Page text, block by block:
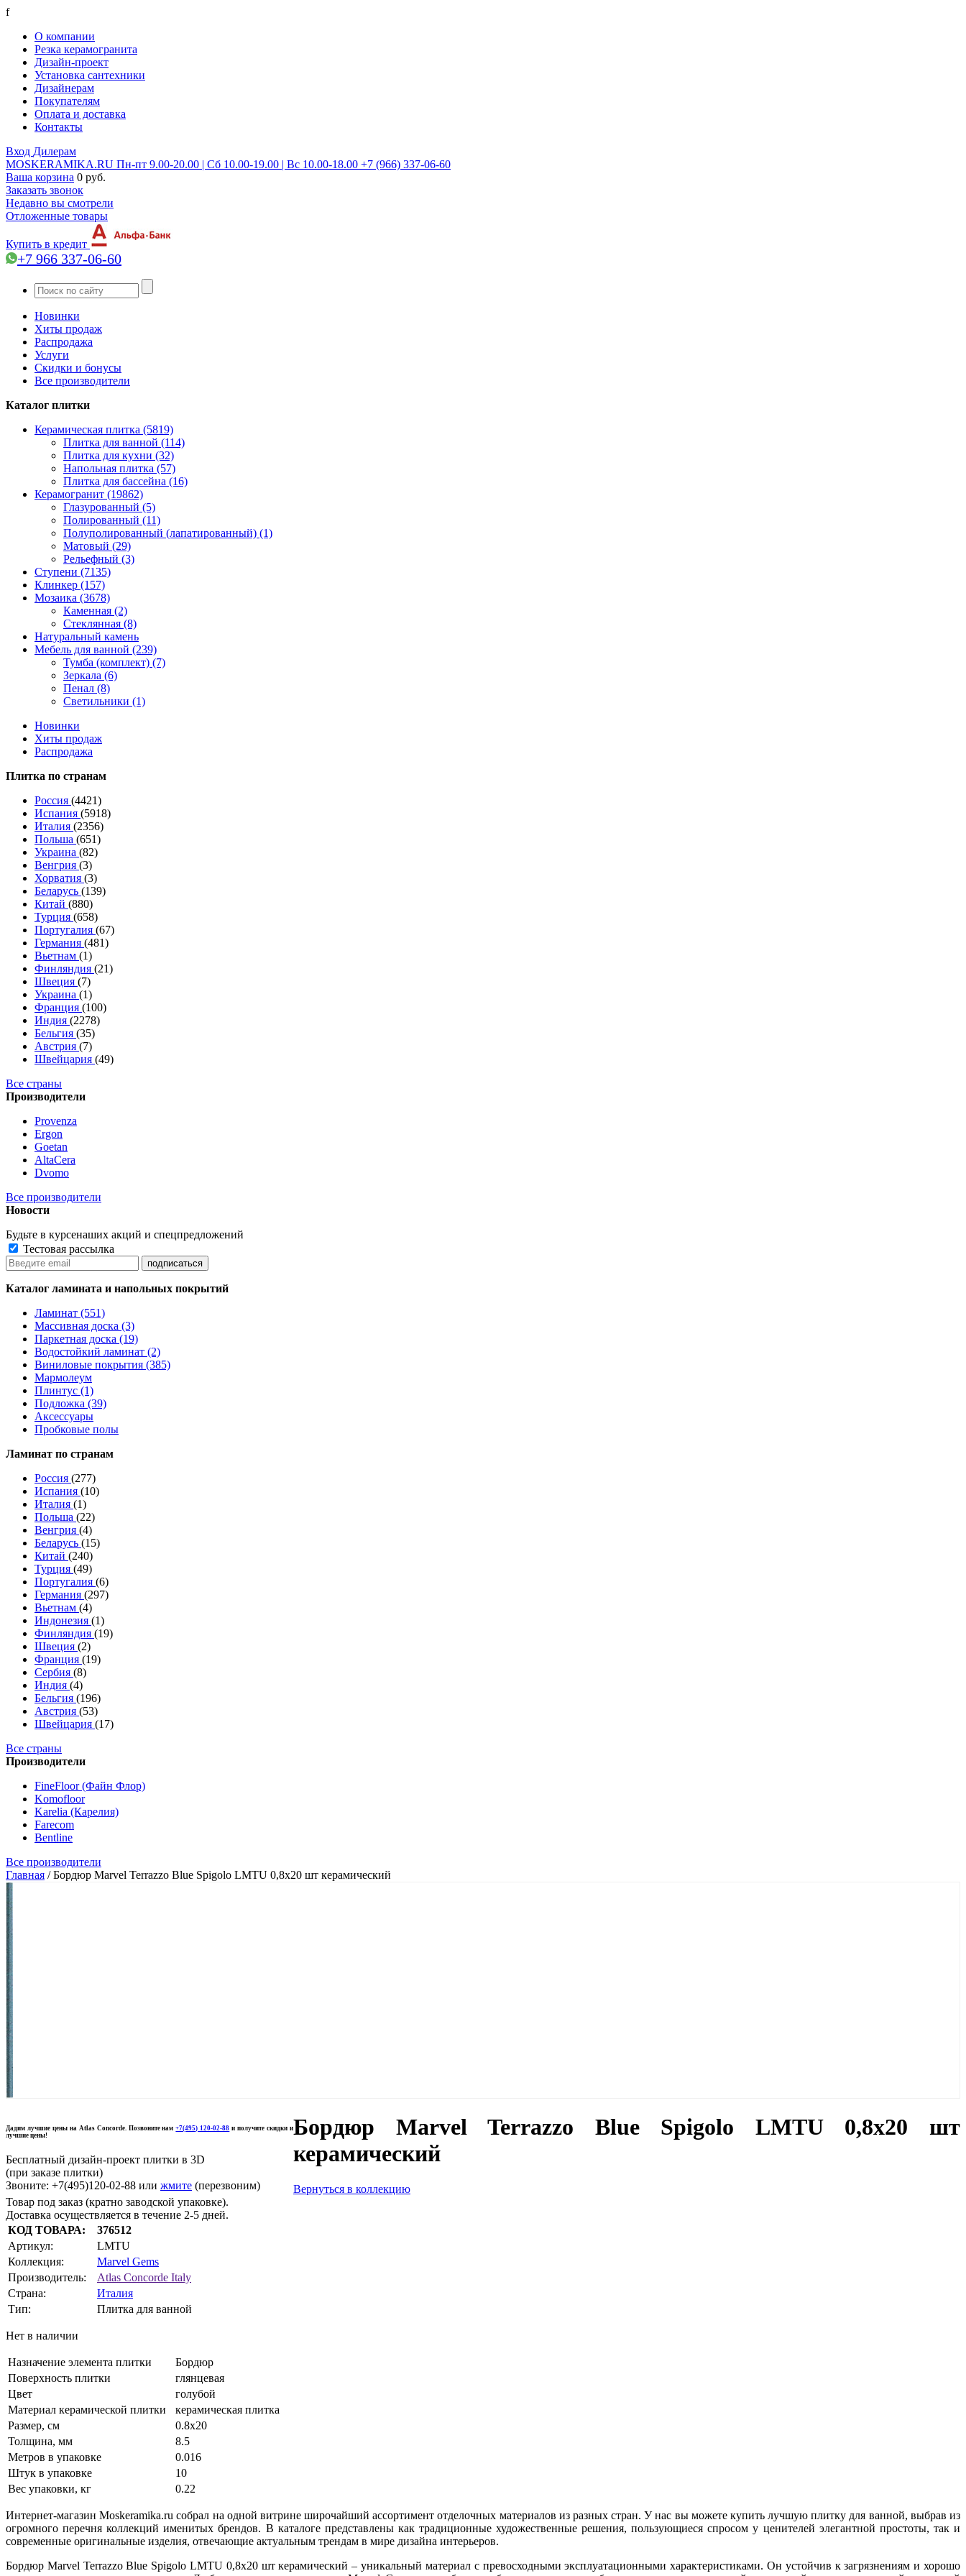
f
О компании
Резка керамогранита
Дизайн-проект
Установка сантехники
Дизайнерам
Покупателям
Оплата и доставка
Контакты
Вход Дилерам
MOSKERAMIKA.RU Пн-пт 9.00-20.00 | Сб 10.00-19.00 | Вс 10.00-18.00 +7 (966) 337-06-60
Ваша корзина 0 руб.
Заказать звонок
Недавно вы смотрели
Отложенные товары
Купить в кредит
+7 966 337-06-60
Новинки
Хиты продаж
Распродажа
Услуги
Скидки и бонусы
Все производители
Каталог плитки
Керамическая плитка (5819)
Плитка для ванной (114)
Плитка для кухни (32)
Напольная плитка (57)
Плитка для бассейна (16)
Керамогранит (19862)
Глазурованный (5)
Полированный (11)
Полуполированный (лапатированный) (1)
Матовый (29)
Рельефный (3)
Ступени (7135)
Клинкер (157)
Мозаика (3678)
Каменная (2)
Стеклянная (8)
Натуральный камень
Мебель для ванной (239)
Тумба (комплект) (7)
Зеркала (6)
Пенал (8)
Светильники (1)
Новинки
Хиты продаж
Распродажа
Плитка по странам
Россия (4421)
Испания (5918)
Италия (2356)
Польша (651)
Украина (82)
Венгрия (3)
Хорватия (3)
Беларусь (139)
Китай (880)
Турция (658)
Португалия (67)
Германия (481)
Вьетнам (1)
Финляндия (21)
Швеция (7)
Украина (1)
Франция (100)
Индия (2278)
Бельгия (35)
Австрия (7)
Швейцария (49)
Все страны
Производители
Provenza
Ergon
Goetan
AltaСera
Dvomo
Все производители
Новости
Будьте в курсенаших акций и спецпредложений
Тестовая рассылка
Каталог ламината и напольных покрытий
Ламинат (551)
Массивная доска (3)
Паркетная доска (19)
Водостойкий ламинат (2)
Виниловые покрытия (385)
Мармолеум
Плинтус (1)
Подложка (39)
Аксессуары
Пробковые полы
Ламинат по странам
Россия (277)
Испания (10)
Италия (1)
Польша (22)
Венгрия (4)
Беларусь (15)
Китай (240)
Турция (49)
Португалия (6)
Германия (297)
Вьетнам (4)
Индонезия (1)
Финляндия (19)
Швеция (2)
Франция (19)
Сербия (8)
Индия (4)
Бельгия (196)
Австрия (53)
Швейцария (17)
Все страны
Производители
FineFloor (Файн Флор)
Komofloor
Karelia (Карелия)
Farecom
Bentline
Все производители
Главная /Бордюр Marvel Terrazzo Blue Spigolo LMTU 0,8x20 шт керамический
Дадим лучшие цены на Atlas Concorde. Позвоните нам+7(495) 120-02-88 и получите скидки и
лучшие цены!
Бесплатный дизайн-проект плитки в 3D
(при заказе плитки)
Звоните: +7(495)120-02-88 или жмите (перезвоним)
Бордюр Marvel Terrazzo Blue Spigolo LMTU 0,8x20 шт
керамический
Вернуться в коллекцию
Товар под заказ (кратно заводской упаковке).
Доставка осуществляется в течение 2-5 дней.
КОД ТОВАРА:
376512
Артикул:
LMTU
Коллекция:
Marvel Gems
Производитель:
Atlas Concorde Italy
Страна:
Италия
Тип:
Плитка для ванной
Нет в наличии
Назначение элемента плитки
Бордюр
Поверхность плитки
глянцевая
Цвет
голубой
Материал керамической плитки
керамическая плитка
Размер, см
0.8x20
Толщина, мм
8.5
Метров в упаковке
0.016
Штук в упаковке
10
Вес упаковки, кг
0.22
Интернет-магазин Moskeramika.ru собрал на одной витрине широчайший ассортимент отделочных материалов из разных стран. У нас вы можете купить лучшую плитку для ванной, выбрав из
огромного перечня коллекций именитых брендов. В каталоге представлены как традиционные художественные решения, пользующиеся спросом у ценителей элегантной простоты, так и
современные оригинальные изделия, отвечающие актуальным трендам в мире дизайна интерьеров.
Бордюр Marvel Terrazzo Blue Spigolo LMTU 0,8x20 шт керамический – уникальный материал с превосходными эксплуатационными характеристиками. Он устойчив к загрязнениям и хорошо